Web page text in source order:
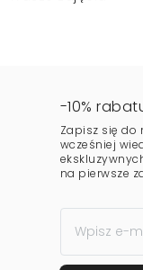
-10%
Zapisz się do
wcześniej
na pierwsze